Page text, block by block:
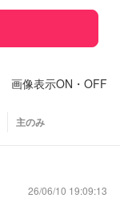
画像表示ON・OFF
主のみ
26/06/10 19:09:13